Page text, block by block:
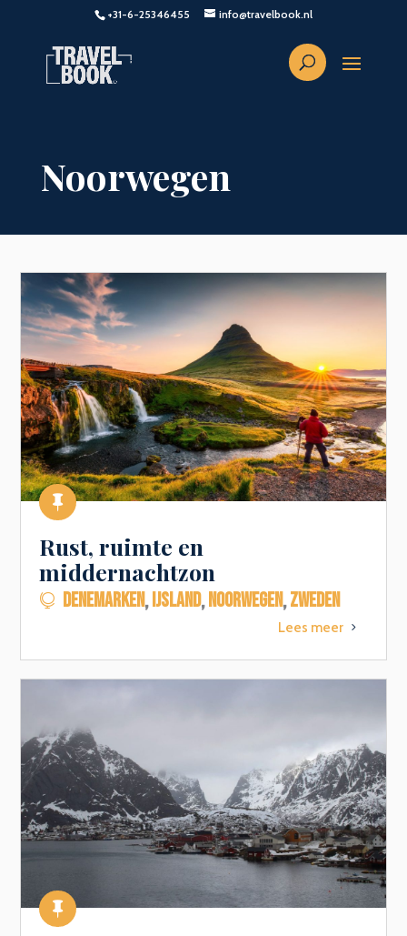
+31-6-25346455 info@travelbook.nl
Noorwegen

Rust, ruimte en
middernachtzon
 DENEMARKEN,IJSLAND,NOORWEGEN,ZWEDEN
Lees meer 5
